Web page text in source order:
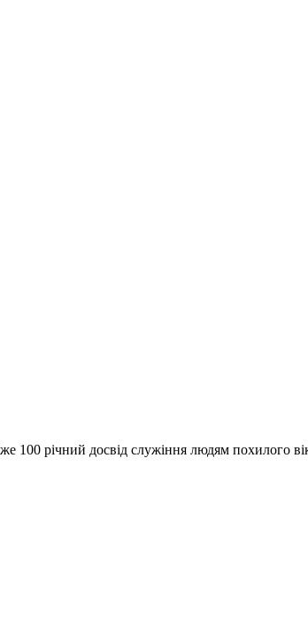
100 річний досвід служіння людям похилого